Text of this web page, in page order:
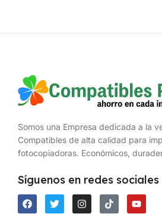
Somos una Empresa dedicada a la
Compatibles de alta calidad para
fotocopiadoras. Económicos,
Síguenos en redes sociales